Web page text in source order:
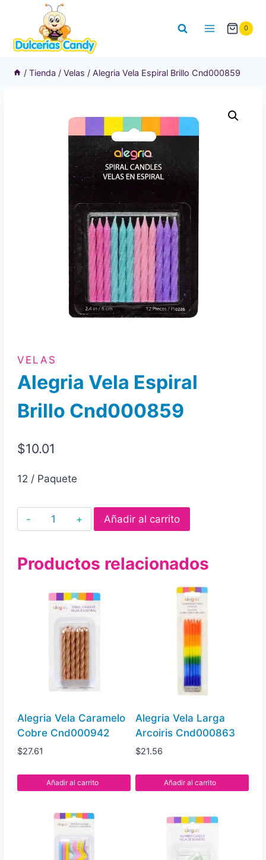
contenido
0
/ Tienda / Velas / Alegria Vela Espiral Brillo Cnd000859
VELAS
Alegria Vela Espiral
Brillo Cnd000859
$10.01
12 / Paquete
Alegria
Vela
Brillo
cantidad
Añadir al carrito
Productos relacionados
Alegria Vela Caramelo
Cobre Cnd000942
$27.61
Añadir al carrito
Alegria Vela Larga
Arcoiris Cnd000863
$21.56
Añadir al carrito